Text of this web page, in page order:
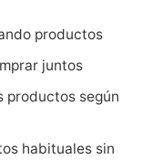
productos
juntos
productos según
habituales sin